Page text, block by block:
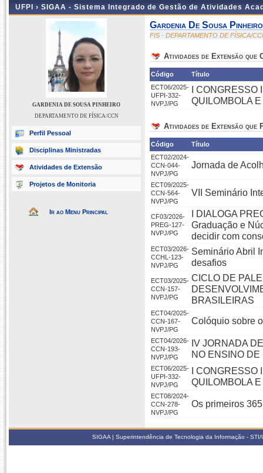
UFPI › SIGAA - Sistema Integrado de Gestão de Atividades
GARDENIA DE SOUSA PINHEIRO
DEPARTAMENTO DE FÍSICA/CCN
Perfil Pessoal
Disciplinas Ministradas
Atividades de Extensão
Projetos de Monitoria
Ir ao Menu Principal
Gardenia De Sousa Pinheiro
FIS - DEPARTAMENTO DE FÍSICA/
Atividades de Extensão que
Código
Título
ECT06/2025-
UFPI-332-
NVPJ/PG
I
QUILOMBOLA
Atividades de Extensão que
Código
Título
ECT02/2024-
CCN-044-
NVPJ/PG
Jornada de
ECT09/2025-
CCN-564-
NVPJ/PG
VII Seminário
CF03/2026-
PREG-127-
NVPJ/PG
I DIALOGA
Graduação e
decidir com
ECT03/2026-
CCHL-123-
NVPJ/PG
Seminário Abril
desafios
ECT03/2025-
CCN-157-
NVPJ/PG
CICLO DE
BRASILEIRAS
ECT04/2025-
CCN-167-
NVPJ/PG
Colóquio sobre
ECT04/2026-
CCN-193-
NVPJ/PG
IV JORNADA
NO ENSINO DE
ECT06/2025-
UFPI-332-
NVPJ/PG
I
QUILOMBOLA
ECT08/2024-
CCN-278-
NVPJ/PG
Os primeiros
SIGAA | Superintendência de Tecnologia da Informação -